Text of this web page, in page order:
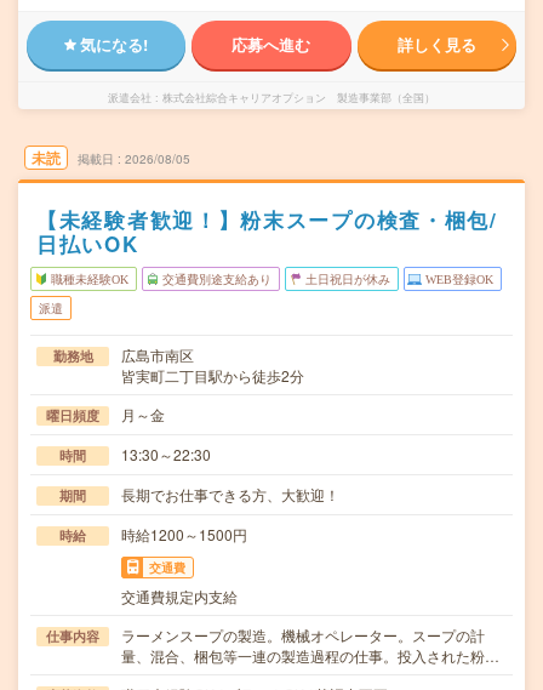
気になる! 応募へ進む 詳しく見る
派遣会社 株式会社綜合キャリアオプション 製造事業部（全国）
未読 掲載日 2026/08/05
【未経験者歓迎！】粉末スープの検査・梱包/
日払いOK
職種未経験OK 交通費別途支給あり 土日祝日が休み WEB登録OK
派遣
勤務地
広島市南区
皆実町二丁目駅から徒歩2分
曜日頻度 月～金
時間 13:30～22:30
期間 長期でお仕事できる方、大歓迎！
時給 時給1200～1500円
交通費
交通費規定内支給
仕事内容
ラーメンスープの製造。機械オペレーター。スープの計
量、混合、梱包等一連の製造過程の仕事。投入された粉…